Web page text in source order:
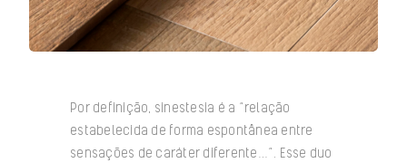
Por definição, sinestesia é a “relação
estabelecida de forma espontânea entre
sensações de caráter diferente…”. Esse duo